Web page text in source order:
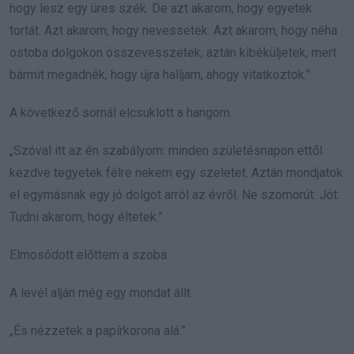
hogy lesz egy üres szék. De azt akarom, hogy egyetek
tortát. Azt akarom, hogy nevessetek. Azt akarom, hogy néha
ostoba dolgokon összevesszetek, aztán kibéküljetek, mert
bármit megadnék, hogy újra halljam, ahogy vitatkoztok.”
A következő sornál elcsuklott a hangom.
„Szóval itt az én szabályom: minden születésnapon ettől
kezdve tegyetek félre nekem egy szeletet. Aztán mondjatok
el egymásnak egy jó dolgot arról az évről. Ne szomorút. Jót.
Tudni akarom, hogy éltetek.”
Elmosódott előttem a szoba.
A levél alján még egy mondat állt.
„És nézzetek a papírkorona alá.”